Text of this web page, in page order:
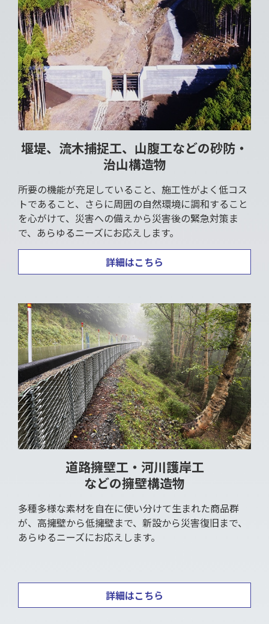
堰堤、流木捕捉工、山腹工などの砂防・
治山構造物
所要の機能が充足していること、施工性がよく低コス
トであること、さらに周囲の自然環境に調和すること
を心がけて、災害への備えから災害後の緊急対策ま
で、あらゆるニーズにお応えします。
詳細はこちら
道路擁壁工・河川護岸工
などの擁壁構造物
多種多様な素材を自在に使い分けて生まれた商品群
が、高擁壁から低擁壁まで、新設から災害復旧まで、
あらゆるニーズにお応えします。
詳細はこちら